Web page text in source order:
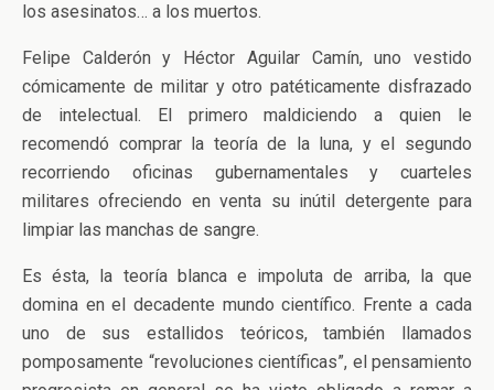
los asesinatos… a los muertos.
Felipe Calderón y Héctor Aguilar Camín, uno vestido
cómicamente de militar y otro patéticamente disfrazado
de intelectual. El primero maldiciendo a quien le
recomendó comprar la teoría de la luna, y el segundo
recorriendo oficinas gubernamentales y cuarteles
militares ofreciendo en venta su inútil detergente para
limpiar las manchas de sangre.
Es ésta, la teoría blanca e impoluta de arriba, la que
domina en el decadente mundo científico. Frente a cada
uno de sus estallidos teóricos, también llamados
pomposamente “revoluciones científicas”, el pensamiento